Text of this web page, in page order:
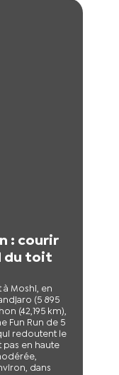
: courir
du toit
à Moshi, en
(5 895
(42,195 km),
Fun Run de 5
redoutent le
pas en haute
dans